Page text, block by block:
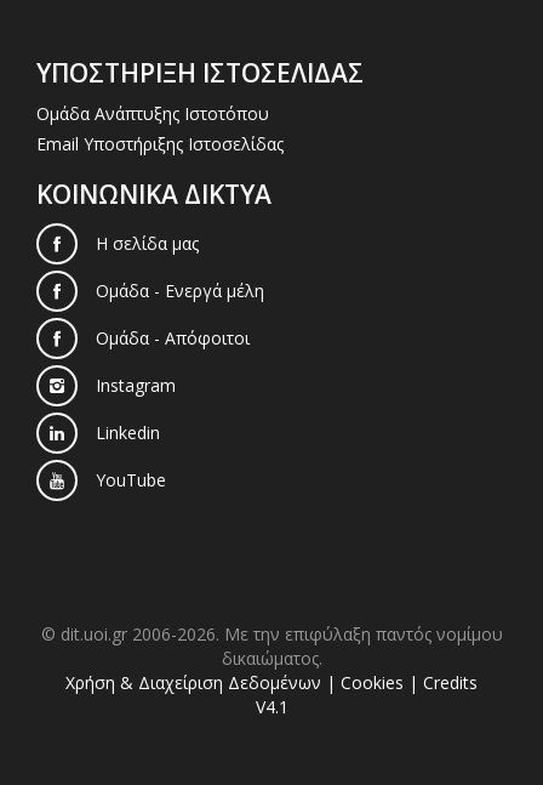
ΥΠΟΣΤΗΡΙΞΗ ΙΣΤΟΣΕΛΙΔΑΣ
Ομάδα Ανάπτυξης Ιστοτόπου
Email Υποστήριξης Ιστοσελίδας
ΚΟΙΝΩΝΙΚΑ ΔΙΚΤΥΑ
Η σελίδα μας
Ομάδα - Ενεργά μέλη
Ομάδα - Απόφοιτοι
Instagram
Linkedin
YouTube
© dit.uoi.gr 2006-2026. Με την επιφύλαξη παντός νομίμου
δικαιώματος.
Χρήση & Διαχείριση Δεδομένων | Cookies | Credits
V4.1